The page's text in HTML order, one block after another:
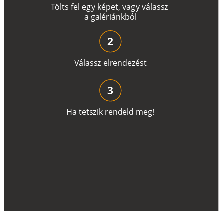
Tölts fel egy képet, vagyválassz
a galériánkból
Válassz elrendezést
2
Ha tetszik rendeld meg!
3